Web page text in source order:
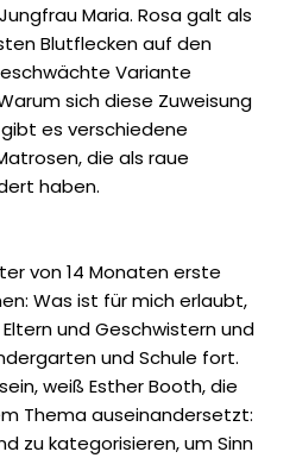
Maria. Rosa galt als
Blutflecken auf den
Variante
sich diese Zuweisung
es verschiedene
die als raue
haben.
von 14 Monaten erste
Was ist für mich erlaubt,
und Geschwistern und
und Schule fort.
weiß Esther Booth, die
Thema auseinandersetzt:
zu kategorisieren, um Sinn